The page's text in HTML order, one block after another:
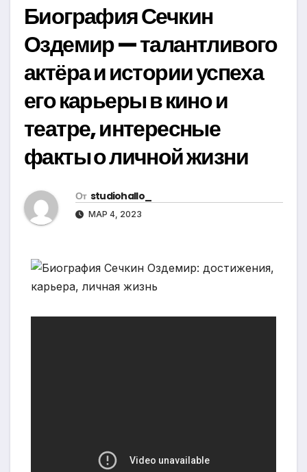
Биография Сечкин
Оздемир — талантливого
актёра и истории успеха
его карьеры в кино и
театре, интересные
факты о личной жизни
От studiohallo_
МАР 4, 2023